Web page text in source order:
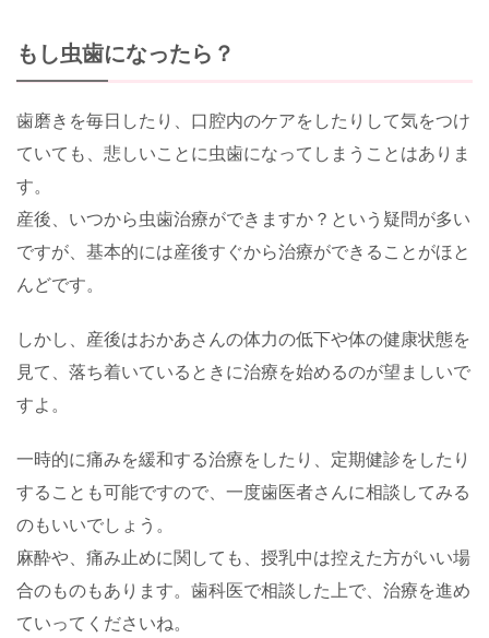
もし虫歯になったら？
歯磨きを毎日したり、口腔内のケアをしたりして気をつけ
ていても、悲しいことに虫歯になってしまうことはありま
す。
産後、いつから虫歯治療ができますか？という疑問が多い
ですが、基本的には産後すぐから治療ができることがほと
んどです。
しかし、産後はおかあさんの体力の低下や体の健康状態を
見て、落ち着いているときに治療を始めるのが望ましいで
すよ。
一時的に痛みを緩和する治療をしたり、定期健診をしたり
することも可能ですので、一度歯医者さんに相談してみる
のもいいでしょう。
麻酔や、痛み止めに関しても、授乳中は控えた方がいい場
合のものもあります。歯科医で相談した上で、治療を進め
ていってくださいね。